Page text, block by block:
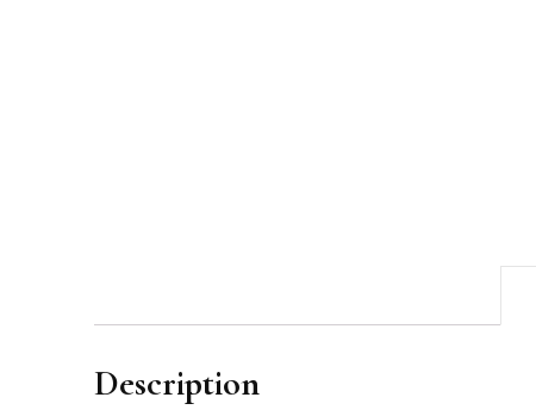
Description